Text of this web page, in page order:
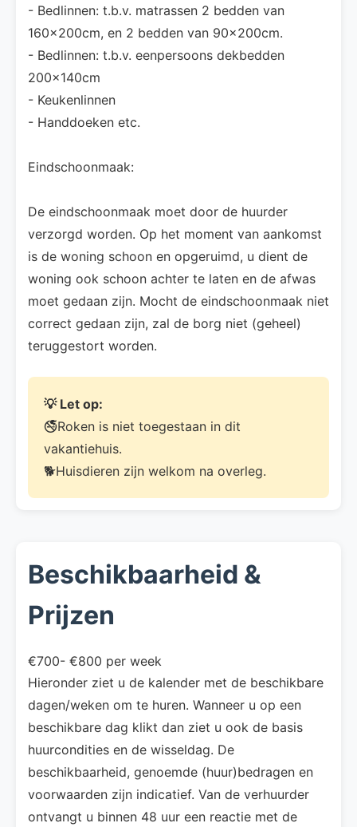
- Bedlinnen: t.b.v. matrassen 2 bedden van
160x200cm, en 2 bedden van 90x200cm.
- Bedlinnen: t.b.v. eenpersoons dekbedden
200x140cm
- Keukenlinnen
- Handdoeken etc.
Eindschoonmaak:
De eindschoonmaak moet door de huurder
verzorgd worden. Op het moment van aankomst
is de woning schoon en opgeruimd, u dient de
woning ook schoon achter te laten en de afwas
moet gedaan zijn. Mocht de eindschoonmaak niet
correct gedaan zijn, zal de borg niet (geheel)
teruggestort worden.
💡 Let op:
🚭Roken is niet toegestaan in dit
vakantiehuis.
🐕Huisdieren zijn welkom na overleg.
Beschikbaarheid &
Prijzen
€700- €800 per week
Hieronder ziet u de kalender met de beschikbare
dagen/weken om te huren. Wanneer u op een
beschikbare dag klikt dan ziet u ook de basis
huurcondities en de wisseldag. De
beschikbaarheid, genoemde (huur)bedragen en
voorwaarden zijn indicatief. Van de verhuurder
ontvangt u binnen 48 uur een reactie met de